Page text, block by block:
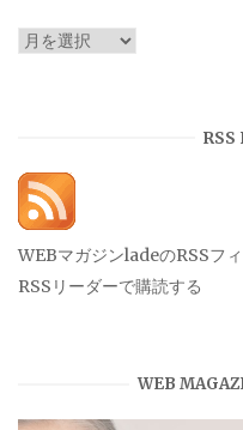
ア
RSS
WEBマガジンladeのRSSフ
RSSリーダーで購読する
WEB